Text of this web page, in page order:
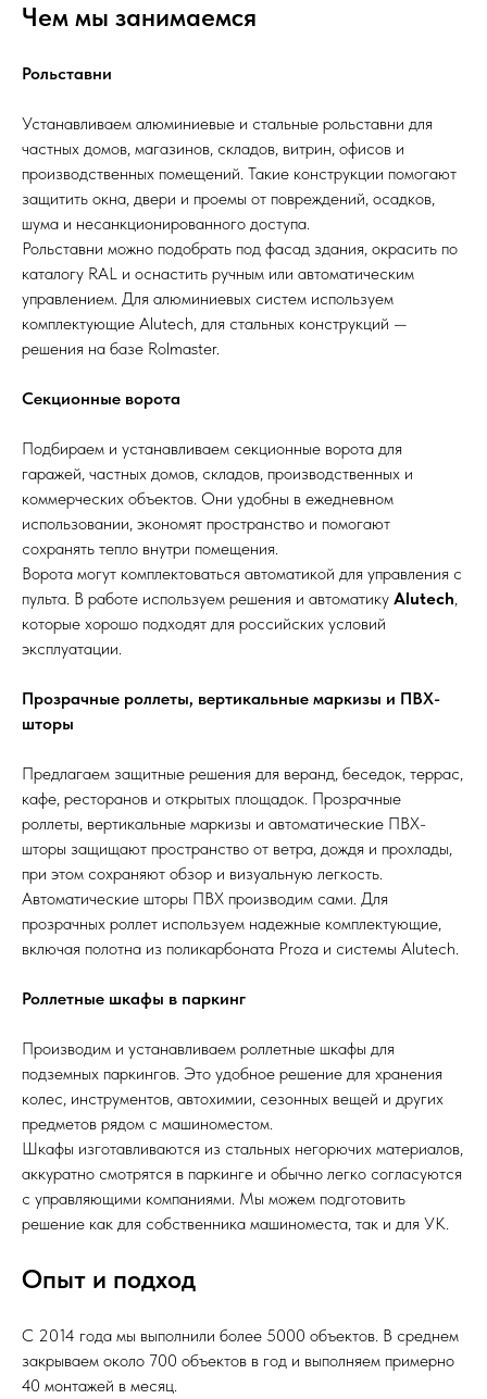
Чем мы занимаемся
Рольставни
Устанавливаем алюминиевые и стальные рольставни для
частных домов, магазинов, складов, витрин, офисов и
производственных помещений. Такие конструкции помогают
защитить окна, двери и проемы от повреждений, осадков,
шума и несанкционированного доступа.
Рольставни можно подобрать под фасад здания, окрасить по
каталогу RAL и оснастить ручным или автоматическим
управлением. Для алюминиевых систем используем
комплектующие Alutech, для стальных конструкций —
решения на базе Rolmaster.
Секционные ворота
Подбираем и устанавливаем секционные ворота для
гаражей, частных домов, складов, производственных и
коммерческих объектов. Они удобны в ежедневном
использовании, экономят пространство и помогают
сохранять тепло внутри помещения.
Ворота могут комплектоваться автоматикой для управления с
пульта. В работе используем решения и автоматику Alutech,
которые хорошо подходят для российских условий
эксплуатации.
Прозрачные роллеты, вертикальные маркизы и ПВХ-
шторы
Предлагаем защитные решения для веранд, беседок, террас,
кафе, ресторанов и открытых площадок. Прозрачные
роллеты, вертикальные маркизы и автоматические ПВХ-
шторы защищают пространство от ветра, дождя и прохлады,
при этом сохраняют обзор и визуальную легкость.
Автоматические шторы ПВХ производим сами. Для
прозрачных роллет используем надежные комплектующие,
включая полотна из поликарбоната Proza и системы Alutech.
Роллетные шкафы в паркинг
Производим и устанавливаем роллетные шкафы для
подземных паркингов. Это удобное решение для хранения
колес, инструментов, автохимии, сезонных вещей и других
предметов рядом с машиноместом.
Шкафы изготавливаются из стальных негорючих материалов,
аккуратно смотрятся в паркинге и обычно легко согласуются
с управляющими компаниями. Мы можем подготовить
решение как для собственника машиноместа, так и для УК.
Опыт и подход
С 2014 года мы выполнили более 5000 объектов. В среднем
закрываем около 700 объектов в год и выполняем примерно
40 монтажей в месяц.